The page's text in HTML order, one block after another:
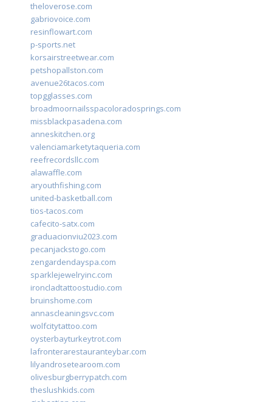
theloverose.com
gabriovoice.com
resinflowart.com
p-sports.net
korsairstreetwear.com
petshopallston.com
avenue26tacos.com
topgglasses.com
broadmoornailsspacoloradosprings.com
missblackpasadena.com
anneskitchen.org
valenciamarketytaqueria.com
reefrecordsllc.com
alawaffle.com
aryouthfishing.com
united-basketball.com
tios-tacos.com
cafecito-satx.com
graduacionviu2023.com
pecanjackstogo.com
zengardendayspa.com
sparklejewelryinc.com
ironcladtattoostudio.com
bruinshome.com
annascleaningsvc.com
wolfcitytattoo.com
oysterbayturkeytrot.com
lafronterarestauranteybar.com
lilyandrosetearoom.com
olivesburgberrypatch.com
theslushkids.com